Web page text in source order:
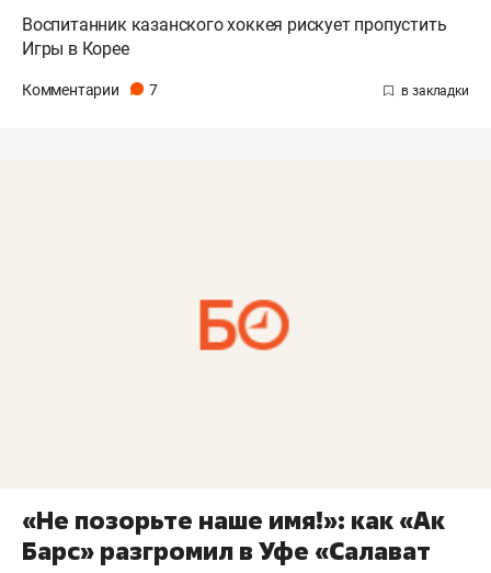
Воспитанник казанского хоккея рискует пропустить
Игры в Корее
Комментарии 7
«Не позорьте наше имя!»: как «Ак
Барс» разгромил в Уфе «Салават